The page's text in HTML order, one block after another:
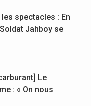
spectacles : En
Jahboy se
Le
: « On nous